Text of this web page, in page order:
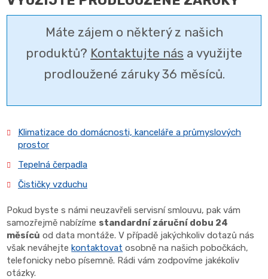
Máte zájem o některý z našich
produktů? Kontaktujte nás a využijte
prodloužené záruky 36 měsíců.
Klimatizace do domácnosti, kanceláře a průmyslových
prostor
Tepelná čerpadla
Čističky vzduchu
Pokud byste s námi neuzavřeli servisní smlouvu, pak vám
samozřejmě nabízíme standardní záruční dobu 24
měsíců od data montáže. V případě jakýchkoliv dotazů nás
však neváhejtekontaktovat osobně na našich pobočkách,
telefonicky nebo písemně. Rádi vám zodpovíme jakékoliv
otázky.